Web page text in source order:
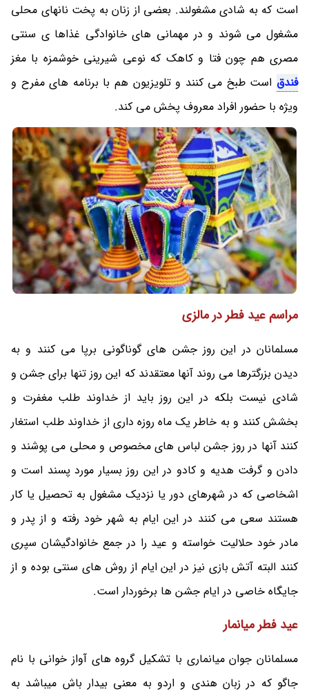
است که به شادی مشغولند. بعضی از زنان به پخت نانهای محلی
مشغول می شوند و در مهمانی های خانوادگی غذاها ی سنتی
مصری هم چون فتا و کاهک که نوعی شیرینی خوشمزه با مغز
فندق است طبخ می کنند و تلویزیون هم با برنامه های مفرح و
ویژه با حضور افراد معروف پخش می کند.
مراسم عید فطر در مالزی
مسلمانان در این روز جشن های گوناگونی برپا می کنند و به
دیدن بزرگترها می روند آنها معتقدند که این روز تنها برای جشن و
شادی نیست بلکه در این روز باید از خداوند طلب مغفرت و
بخشش کنند و به خاطر یک ماه روزه داری از خداوند طلب استغار
کنند آنها در روز جشن لباس های مخصوص و محلی می پوشند و
دادن و گرفت هدیه و کادو در این روز بسیار مورد پسند است و
اشخاصی که در شهرهای دور یا نزدیک مشغول به تحصیل یا کار
هستند سعی می کنند در این ایام به شهر خود رفته و از پدر و
مادر خود حلالیت خواسته و عید را در جمع خانوادگیشان سپری
کنند البته آتش بازی نیز در این ایام از روش های سنتی بوده و از
جایگاه خاصی در ایام جشن ها برخوردار است.
عید فطر میانمار
مسلمانان جوان میانماری با تشکیل گروه های آواز خوانی با نام
جاگو که در زبان هندی و اردو به معنی بیدار باش میباشد به